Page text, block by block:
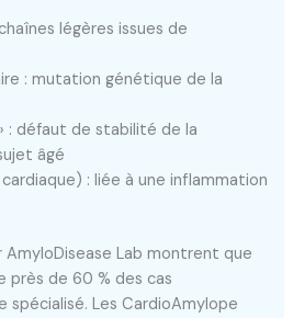
légères issues de
: mutation génétique de la
: défaut de stabilité de la
âgé
: liée à une inflammation
Lab montrent que
près de 60 % des cas
spécialisé. Les CardioAmylope